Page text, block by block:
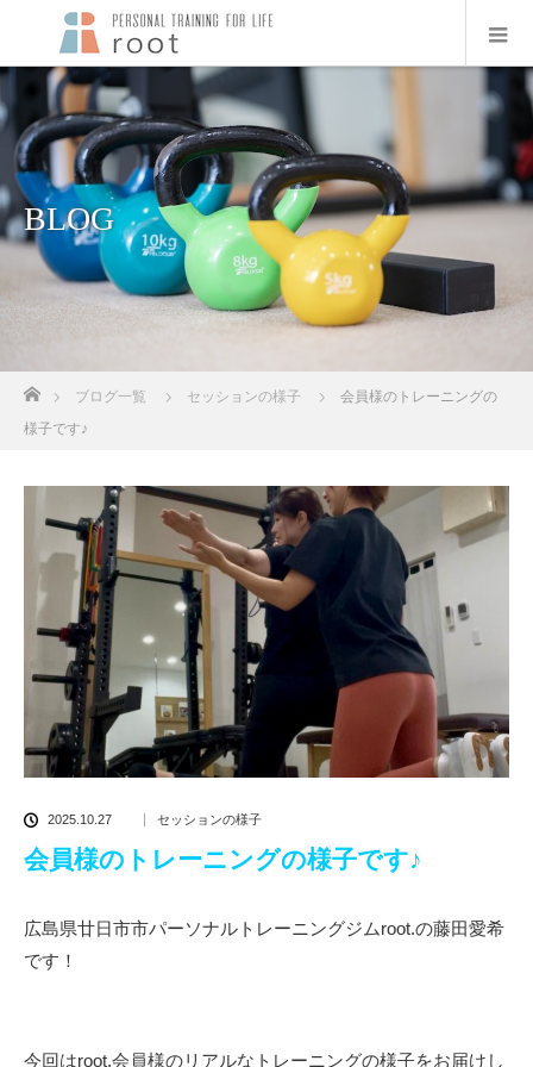
BLOG
ブログ一覧 セッションの様子
会員様のトレーニングの
様子です♪
2025.10.27 セッションの様子
会員様のトレーニングの様子です♪
広島県廿日市市パーソナルトレーニングジムroot.の藤田愛希
です！
今回はroot.会員様のリアルなトレーニングの様子をお届けし